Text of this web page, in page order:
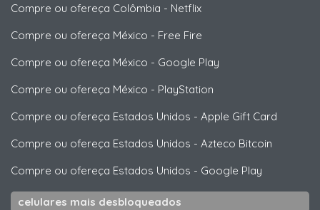
Compre ou ofereça Colômbia - Netflix
Compre ou ofereça México - Free Fire
Compre ou ofereça México - Google Play
Compre ou ofereça México - PlayStation
Compre ou ofereça Estados Unidos - Apple Gift Card
Compre ou ofereça Estados Unidos - Azteco Bitcoin
Compre ou ofereça Estados Unidos - Google Play
celulares mais desbloqueados